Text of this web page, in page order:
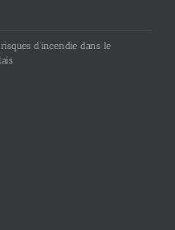
d’incendie dans le